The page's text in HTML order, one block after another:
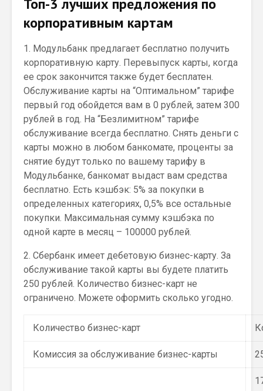
Топ-3 лучших предложения по
корпоративным картам
1. Модульбанк предлагает бесплатно получить
корпоративную карту. Перевыпуск карты, когда
ее срок закончится также будет бесплатен.
Обслуживание карты на “Оптимальном” тарифе
первый год обойдется вам в 0 рублей, затем 300
рублей в год. На “Безлимитном” тарифе
обслуживание всегда бесплатно. Снять деньги с
карты можно в любом банкомате, проценты за
снятие будут только по вашему тарифу в
Модульбанке, банкомат выдаст вам средства
бесплатно. Есть кэшбэк: 5% за покупки в
определенных категориях, 0,5% все остальные
покупки. Максимальная сумму кэшбэка по
одной карте в месяц – 100000 рублей.
2. Сбербанк имеет дебетовую бизнес-карту. За
обслуживание такой карты вы будете платить
250 рублей. Количество бизнес-карт не
ограничено. Можете оформить сколько угодно.
Количество бизнес-карт
Комиссия за обслуживание бизнес-карты